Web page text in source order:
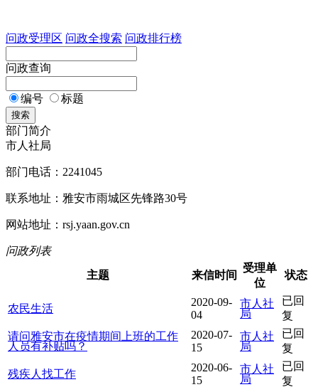
问政受理区 问政全搜索 问政排行榜
问政查询
编号 标题
搜索
部门简介
市人社局
部门电话：2241045
联系地址：雅安市雨城区先锋路30号
网站地址：rsj.yaan.gov.cn
问政列表
主题
来信时间
受理单
位
状态
农民生活
2020-09-
04
市人社
局
已回
复
请问雅安市在疫情期间上班的工作
人员有补贴吗？
2020-07-
15
市人社
局
已回
复
残疾人找工作
2020-06-
15
市人社
局
已回
复